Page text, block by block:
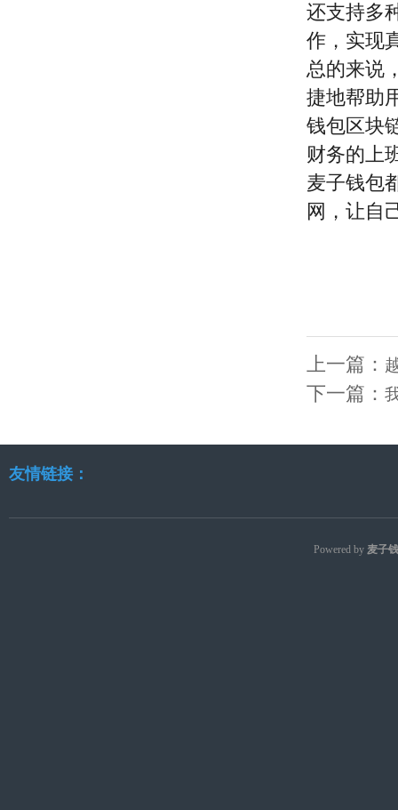
还支持多
作，实现
总的来说
捷地帮助
钱包区块
财务的上
麦子钱包
网，让自
上一篇：
下一篇：
友情链接：
Powered by 麦子